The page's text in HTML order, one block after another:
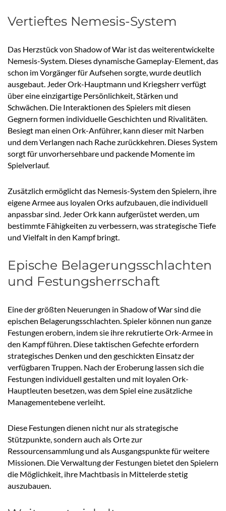
Vertieftes Nemesis-System
Das Herzstück von Shadow of War ist das weiterentwickelte
Nemesis-System. Dieses dynamische Gameplay-Element, das
schon im Vorgänger für Aufsehen sorgte, wurde deutlich
ausgebaut. Jeder Ork-Hauptmann und Kriegsherr verfügt
über eine einzigartige Persönlichkeit, Stärken und
Schwächen. Die Interaktionen des Spielers mit diesen
Gegnern formen individuelle Geschichten und Rivalitäten.
Besiegt man einen Ork-Anführer, kann dieser mit Narben
und dem Verlangen nach Rache zurückkehren. Dieses System
sorgt für unvorhersehbare und packende Momente im
Spielverlauf.
Zusätzlich ermöglicht das Nemesis-System den Spielern, ihre
eigene Armee aus loyalen Orks aufzubauen, die individuell
anpassbar sind. Jeder Ork kann aufgerüstet werden, um
bestimmte Fähigkeiten zu verbessern, was strategische Tiefe
und Vielfalt in den Kampf bringt.
Epische Belagerungsschlachten
und Festungsherrschaft
Eine der größten Neuerungen in Shadow of War sind die
epischen Belagerungsschlachten. Spieler können nun ganze
Festungen erobern, indem sie ihre rekrutierte Ork-Armee in
den Kampf führen. Diese taktischen Gefechte erfordern
strategisches Denken und den geschickten Einsatz der
verfügbaren Truppen. Nach der Eroberung lassen sich die
Festungen individuell gestalten und mit loyalen Ork-
Hauptleuten besetzen, was dem Spiel eine zusätzliche
Managementebene verleiht.
Diese Festungen dienen nicht nur als strategische
Stützpunkte, sondern auch als Orte zur
Ressourcensammlung und als Ausgangspunkte für weitere
Missionen. Die Verwaltung der Festungen bietet den Spielern
die Möglichkeit, ihre Machtbasis in Mittelerde stetig
auszubauen.